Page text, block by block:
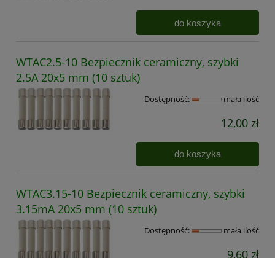
do koszyka
WTAC2.5-10 Bezpiecznik ceramiczny, szybki
2.5A 20x5 mm (10 sztuk)
Dostępność: mała ilość
12,00 zł
do koszyka
WTAC3.15-10 Bezpiecznik ceramiczny, szybki
3.15mA 20x5 mm (10 sztuk)
Dostępność: mała ilość
9,60 zł